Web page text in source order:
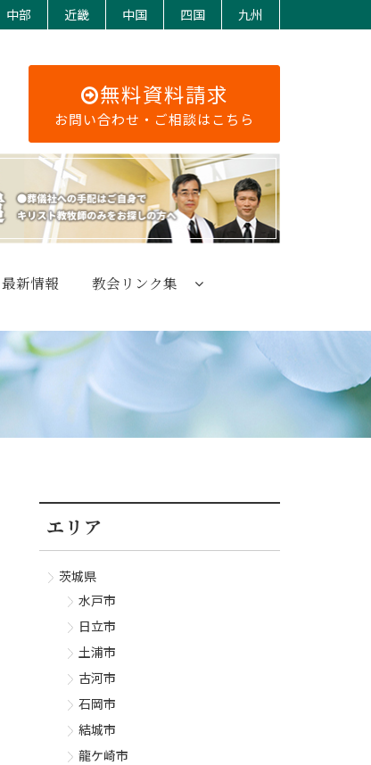
中部 近畿 中国 四国 九州
無料資料請求
お問い合わせ・ご相談はこちら
最新情報 教会リンク集
エリア
茨城県
水戸市
日立市
土浦市
古河市
石岡市
結城市
龍ケ崎市